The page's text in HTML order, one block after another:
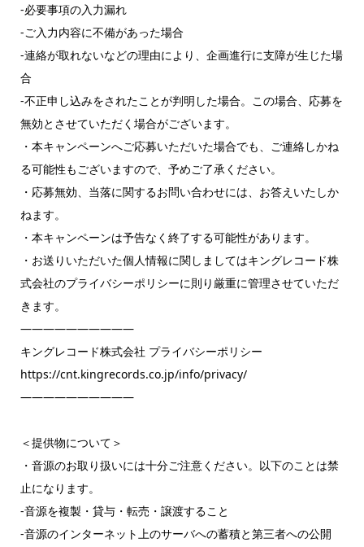
‐必要事項の入力漏れ
‐ご入力内容に不備があった場合
‐連絡が取れないなどの理由により、企画進行に支障が生じた場
合
‐不正申し込みをされたことが判明した場合。この場合、応募を
無効とさせていただく場合がございます。
・本キャンペーンへご応募いただいた場合でも、ご連絡しかね
る可能性もございますので、予めご了承ください。
・応募無効、当落に関するお問い合わせには、お答えいたしか
ねます。
・本キャンペーンは予告なく終了する可能性があります。
・お送りいただいた個人情報に関しましてはキングレコード株
式会社のプライバシーポリシーに則り厳重に管理させていただ
きます。
——————————
キングレコード株式会社 プライバシーポリシー
https://cnt.kingrecords.co.jp/info/privacy/
——————————
＜提供物について＞
・音源のお取り扱いには十分ご注意ください。以下のことは禁
止になります。
-音源を複製・貸与・転売・譲渡すること
-音源のインターネット上のサーバへの蓄積と第三者への公開